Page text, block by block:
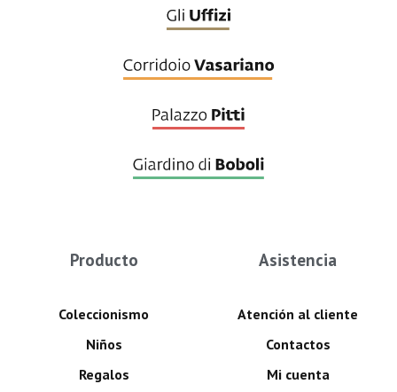
Producto
Coleccionismo
Niños
Regalos
Asistencia
Atención al cliente
Contactos
Mi cuenta